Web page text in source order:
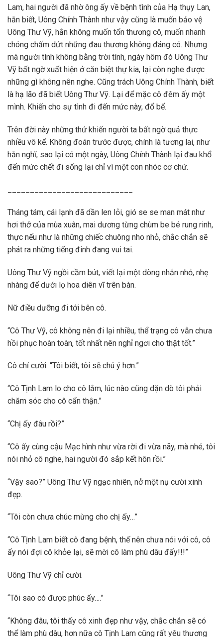
Lam, hai người đã nhờ ông ấy về bệnh tình của Hạ thụy Lan,
hắn biết, Uông Chính Thành như vậy cũng là muốn bảo vệ
Uông Thư Vỹ, hắn không muốn tổn thương cô, muốn nhanh
chóng chấm dứt những đau thương không đáng có. Nhưng
mà người tính không bằng trời tính, ngày hôm đó Uông Thư
Vỹ bất ngờ xuất hiện ở căn biệt thự kia, lại còn nghe được
những gì không nên nghe. Cũng trách Uông Chính Thành, biết
là hạ lão đã biết Uông Thư Vỹ. Lại để mặc cô đêm ấy một
mình. Khiến cho sự tình đi đến mức này, đổ bể.
Trên đời này những thứ khiến người ta bất ngờ quả thực
nhiều vô kể. Không đoán trước được, chính là tương lai, như
hắn nghĩ, sao lại có một ngày, Uông Chính Thành lại đau khổ
đến mức chết đi sống lại chỉ vì một con nhóc cơ chứ.
Tháng tám, cái lạnh đã dần len lỏi, gió se se man mát như
hơi thở của mùa xuân, mai dương từng chùm be bé rung rinh,
thực nếu như là những chiếc chuông nho nhỏ, chắc chắn sẽ
phát ra những tiếng đinh đang vui tai.
Uông Thư Vỹ ngồi cầm bút, viết lại một dòng nhắn nhỏ, nhẹ
nhàng để dưới lọ hoa diên vĩ trên bàn.
Nữ điều dưỡng đi tới bên cô.
“Cô Thư Vỹ, cô không nên đi lại nhiều, thể trạng cô vẫn chưa
hồi phục hoàn toàn, tốt nhất nên nghỉ ngơi cho thật tốt.”
Cô chỉ cười. “Tôi biết, tôi sẽ chú ý hơn.”
“Cô Tịnh Lam lo cho cô lắm, lúc nào cũng dặn dò tôi phải
chăm sóc cho cô cẩn thận.”
“Chị ấy đâu rồi?”
“Cô ấy cùng cậu Mạc hình như vừa rời đi vừa nãy, mà nhé, tôi
nói nhỏ cô nghe, hai người đó sắp kết hôn rồi.”
“Vậy sao?” Uông Thư Vỹ ngạc nhiên, nở một nụ cười xinh
đẹp.
“Tôi còn chưa chúc mừng cho chị ấy…”
“Cô Tịnh Lam biết cô đang bệnh, thế nên chưa nói với cô, cô
ấy nói đợi cô khỏe lại, sẽ mời cô làm phù dâu đấy!!!”
Uông Thư Vỹ chỉ cười.
“Tôi sao có được phúc ấy….”
“Không đâu, tôi thấy cô xinh đẹp như vậy, chắc chắn sẽ có
thể làm phù dâu, hơn nữa cô Tịnh Lam cũng rất yêu thương